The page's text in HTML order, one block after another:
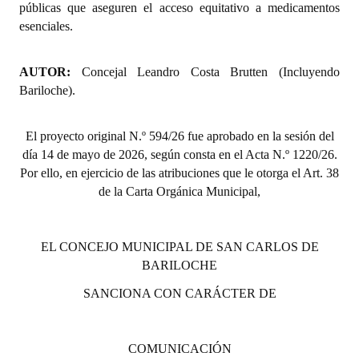
Huéspedes de Honor - Registro
Reconocimientos - Registro
Entrega de distinciones
REFORMA DE LA CARTA ORGÁNICA
públicas que aseguren el acceso equitativo a medicamentos
esenciales.
AUTOR: Concejal Leandro Costa Brutten (Incluyendo
Bariloche).
El proyecto original N.º 594/26 fue aprobado en la sesión del
día 14 de mayo de 2026, según consta en el Acta N.º 1220/26.
Por ello, en ejercicio de las atribuciones que le otorga el Art. 38
de la Carta Orgánica Municipal,
EL CONCEJO MUNICIPAL DE SAN CARLOS DE
BARILOCHE
SANCIONA CON CARÁCTER DE
COMUNICACIÓN